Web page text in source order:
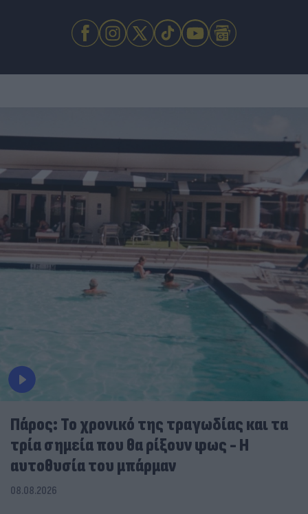
Πάρος: Το χρονικό της τραγωδίας και τα
τρία σημεία που θα ρίξουν φως - Η
αυτοθυσία του μπάρμαν
08.08.2026